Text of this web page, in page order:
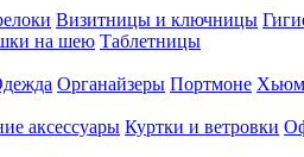
Визитницы и ключницы
на шею Таблетницы
Органайзеры Портмоне
аксессуары Куртки и ветровки